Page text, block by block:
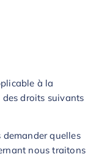
à la
des droits suivants
demander quelles
nous traitons